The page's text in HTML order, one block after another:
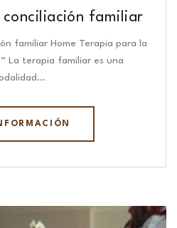
conciliación familiar
familiar Home Terapia para la
La terapia familiar es una